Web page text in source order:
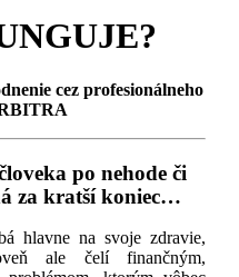
cez profesionálneho
po nehode či
za kratší koniec…
hlavne na svoje zdravie,
ale čelí finančným,